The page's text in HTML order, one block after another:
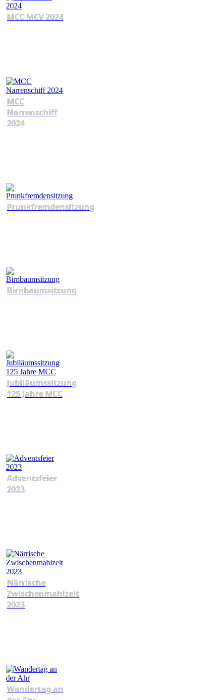
MCC MCV 2024
MCC
Narrenschiff
2024
Prunkfremdensitzung
Birnbaumsitzung
Jubiläumssitzung
125 Jahre MCC
Adventsfeier
2023
Närrische
Zwischenmahlzeit
2023
Wandertag an